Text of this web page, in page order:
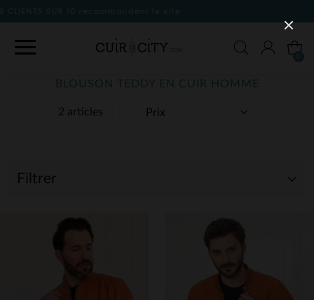
2 articles
BLOUSON TEDDY EN CUIR HOMME
Filtrer